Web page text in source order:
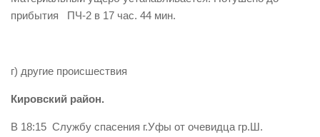
прибытия ПЧ-2 в 17 час. 44 мин.
г) другие происшествия
Кировский район.
В 18:15 Службу спасения г.Уфы от очевидца гр.Ш.